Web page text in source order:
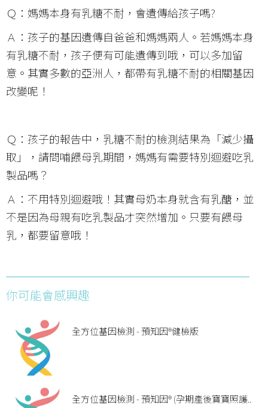
Ｑ：媽媽本身有乳糖不耐，會遺傳給孩子嗎?
Ａ：孩子的基因遺傳自爸爸和媽媽兩人。若媽媽本身
有乳糖不耐，孩子便有可能遺傳到哦，可以多加留
意。其實多數的亞洲人，都帶有乳糖不耐的相關基因
改變呢！
Ｑ：孩子的報告中，乳糖不耐的檢測結果為「減少攝
取」，請問哺餵母乳期間，媽媽有需要特別迴避吃乳
製品嗎？
Ａ：不用特別迴避哦！其實母奶本身就含有乳醣，並
不是因為母親有吃乳製品才突然增加。只要有餵母
乳，都要留意哦！
你可能會感興趣
全方位基因檢測 - 預知因®健檢版
全方位基因檢測 - 預知因® (孕期產後寶寶照護..